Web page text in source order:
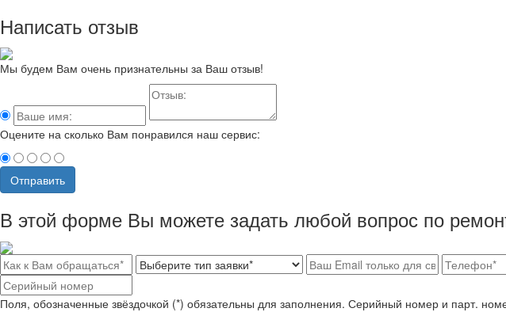
Написать отзыв
Мы будем Вам очень признательны за Ваш отзыв!
Оцените на сколько Вам понравился наш сервис:
Отправить
В этой форме Вы можете задать любой вопрос по
Поля, обозначенные звёздочкой (*) обязательны для заполнения. Серийный номер и парт.